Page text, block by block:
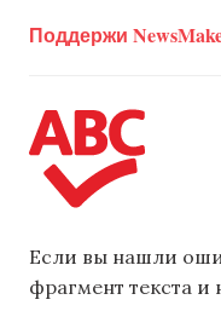
Поддержи
Если вы нашли
фрагмент текста и